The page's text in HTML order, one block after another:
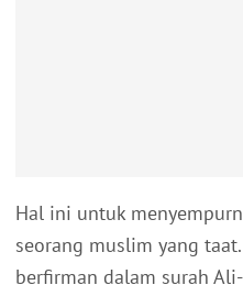
Hal ini untuk
seorang muslim yang
berfirman dalam surah